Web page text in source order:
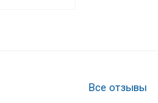
Все отзывы